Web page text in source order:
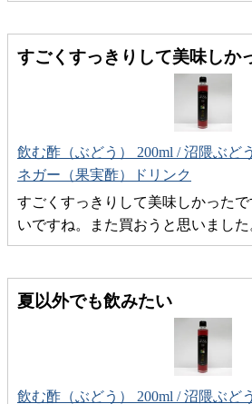
すごくすっきりして美味しか
飲む酢（ぶどう） 200ml / 沼隈ぶど
ネガー（果実酢）ドリンク
すごくすっきりして美味しかった
いですね。また買おうと思いました
夏以外でも飲みたい
飲む酢（ぶどう） 200ml / 沼隈ぶど